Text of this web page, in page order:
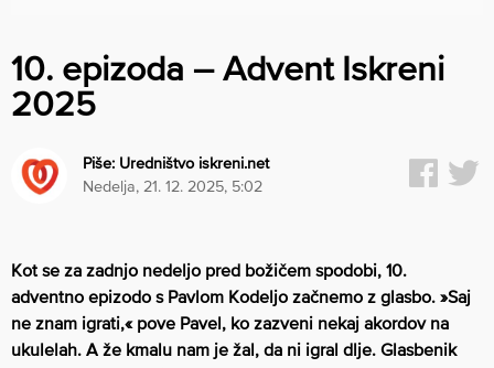
10. epizoda – Advent Iskreni
2025
Piše: Uredništvo iskreni.net
nedelja, 21. 12. 2025, 5:02
Kot se za zadnjo nedeljo pred božičem spodobi, 10.
adventno epizodo s Pavlom Kodeljo začnemo z glasbo. »Saj
ne znam igrati,« pove Pavel, ko zazveni nekaj akordov na
ukulelah. A že kmalu nam je žal, da ni igral dlje. Glasbenik